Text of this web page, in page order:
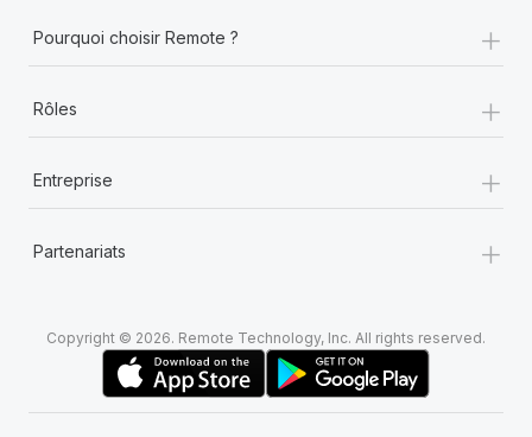
Pourquoi choisir Remote ? +
Rôles +
Entreprise +
Partenariats +
Copyright © 2026. Remote Technology, Inc. All rights reserved.